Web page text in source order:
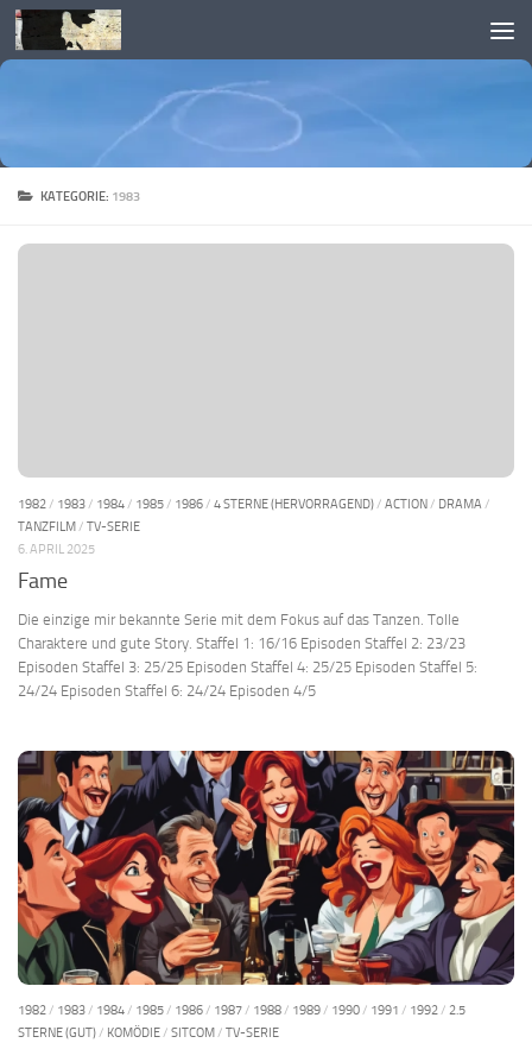
Skip to content
KATEGORIE: 1983
1982/ 1983/ 1984/ 1985/ 1986/ 4 STERNE (HERVORRAGEND)/ ACTION/ DRAMA /
TANZFILM/ TV-SERIE
6. APRIL 2025
Fame
Die einzige mir bekannte Serie mit dem Fokus auf das Tanzen. Tolle
Charaktere und gute Story. Staffel 1: 16/16 Episoden Staffel 2: 23/23
Episoden Staffel 3: 25/25 Episoden Staffel 4: 25/25 Episoden Staffel 5:
24/24 Episoden Staffel 6: 24/24 Episoden 4/5
1982/ 1983/ 1984/ 1985/ 1986/ 1987/ 1988/ 1989/ 1990/ 1991 / 1992/ 2.5
STERNE (GUT)/ KOMÖDIE/ SITCOM/ TV-SERIE